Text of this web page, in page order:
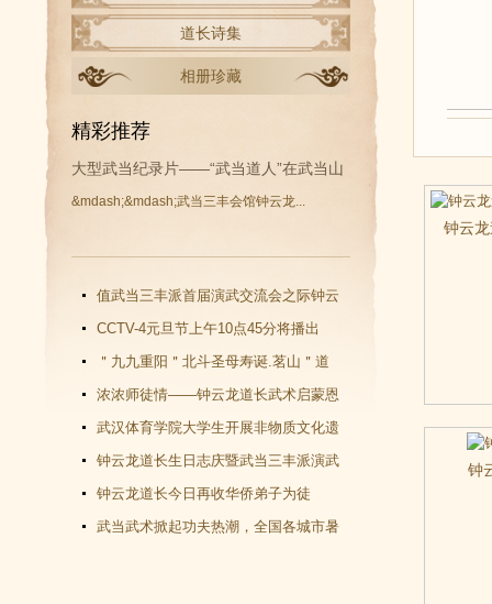
道长诗集
相册珍藏
精彩推荐
大型武当纪录片——“武当道人”在武当山
&mdash;&mdash;武当三丰会馆钟云龙...
值武当三丰派首届演武交流会之际钟云
龙道长再收新徒
CCTV-4元旦节上午10点45分将播出
《武当功夫传人 钟云龙》纪录片
＂九九重阳＂北斗圣母寿诞.茗山＂道
教文化＂汇演圆满谢幕
浓浓师徒情——钟云龙道长武术启蒙恩
师千里赴武当会面
武汉体育学院大学生开展非物质文化遗
产（武当武术）调查活动
钟云龙道长生日志庆暨武当三丰派演武
交流大会成功举办
钟云龙道长今日再收华侨弟子为徒
武当武术掀起功夫热潮，全国各城市暑
钟云
钟